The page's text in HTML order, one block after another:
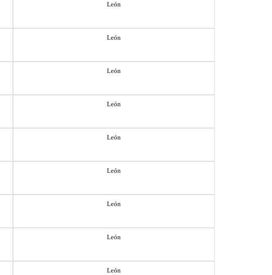
León
León
León
León
León
León
León
León
León